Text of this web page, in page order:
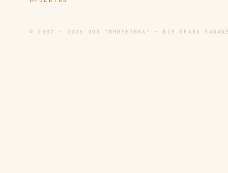
© 2007 - 2026 ООО "ИНВЕНТИКА" • ВСЕ ПРАВА